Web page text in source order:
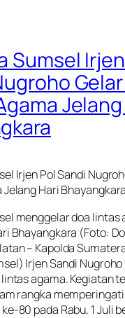
Sumsel
Irjen Pol Sandi
Jelang Hari Bhayangkara
menggelar doa lintas
Bhayangkara (Foto:
– Kapolda
Irjen Sandi
agama. Kegiatan
rangka
80 pada Rabu, 1 Juli